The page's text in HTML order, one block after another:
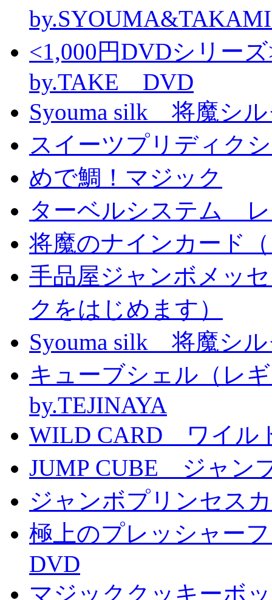
<1,000円DVDシリ
by.TAKE DVD
Syouma silk 将魔シ
スイーツプリディク
めで鯛！マジック
ターベルシステム
将魔のナインカード
手品屋ジャンボメッ
クをはじめます）
Syouma silk 将魔シ
キューブシェル（レ
by.TEJINAYA
WILD CARD ワイル
JUMP CUBE ジャン
ジャンボプリンセス
極上のプレッシャー
DVD
マジッククッキーボ